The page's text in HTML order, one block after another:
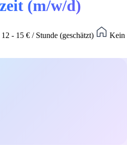
(m/w/d)
12 - 15 € / Stunde (geschätzt)
Kein